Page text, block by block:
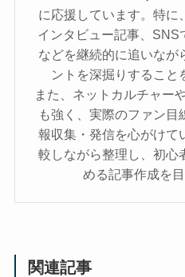
に応援しています。特に
インタビュー記事、SNS
などを継続的に追いなが
ントを深掘りすること
また、ネットカルチャー
も強く、実際のファン
報収集・発信を心がけて
較しながら整理し、初心
める記事作成を
関連記事